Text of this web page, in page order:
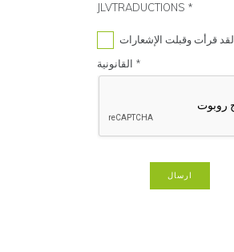
JLVTRADUCTIONS *
لقد قرأت وقبلت الإشعارات
القانونية *